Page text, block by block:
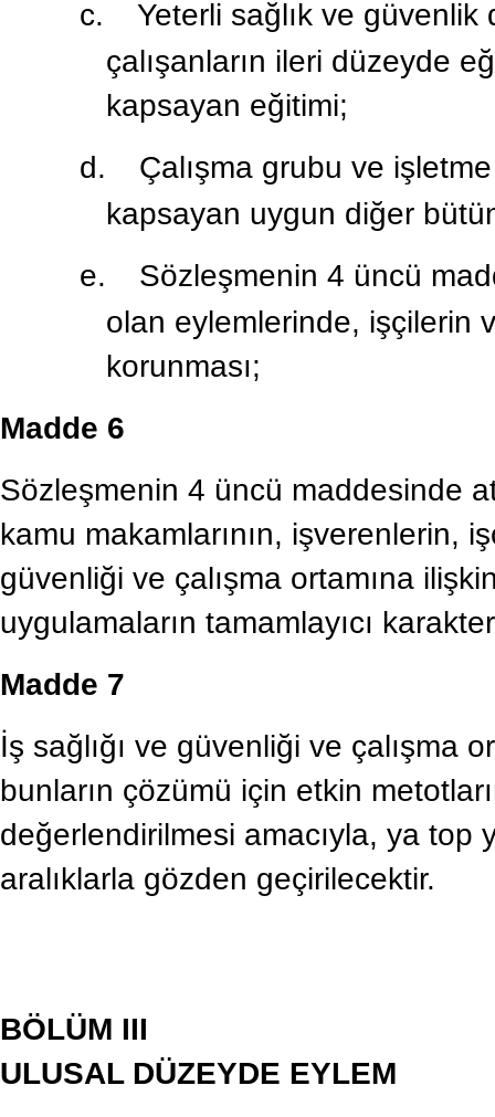
c.
Yeterli sağlık ve güvenlik
çalışanların ileri düzeyde
kapsayan eğitimi;
d.
Çalışma grubu ve
kapsayan uygun diğer
e.
Sözleşmenin 4 üncü
olan eylemlerinde, işçilerin
korunması;
Madde 6
Sözleşmenin 4 üncü maddesinde
kamu makamlarının, işverenlerin,
güvenliği ve çalışma ortamına
uygulamaların tamamlayıcı
Madde 7
İş sağlığı ve güvenliği ve çalışma
bunların çözümü için etkin
değerlendirilmesi amacıyla, ya
aralıklarla gözden geçirilecektir.
BÖLÜM III
ULUSAL DÜZEYDE EYLEM